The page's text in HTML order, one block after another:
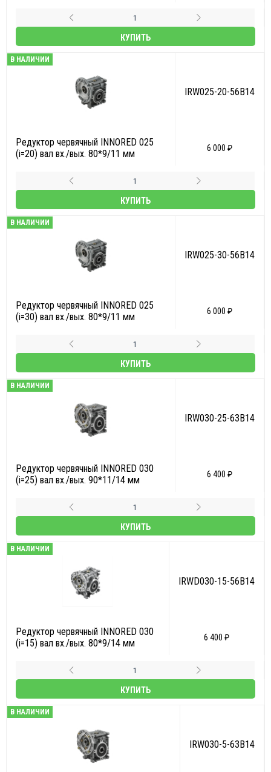
КУПИТЬ
В НАЛИЧИИ
IRW025-20-56B14
Редуктор червячный INNORED 025
(i=20) вал вх./вых. 80*9/11 мм
6 000 ₽
КУПИТЬ
В НАЛИЧИИ
IRW025-30-56B14
Редуктор червячный INNORED 025
(i=30) вал вх./вых. 80*9/11 мм
6 000 ₽
КУПИТЬ
В НАЛИЧИИ
IRW030-25-63B14
Редуктор червячный INNORED 030
(i=25) вал вх./вых. 90*11/14 мм
6 400 ₽
КУПИТЬ
В НАЛИЧИИ
IRWD030-15-56B14
Редуктор червячный INNORED 030
(i=15) вал вх./вых. 80*9/14 мм
6 400 ₽
КУПИТЬ
В НАЛИЧИИ
IRW030-5-63B14